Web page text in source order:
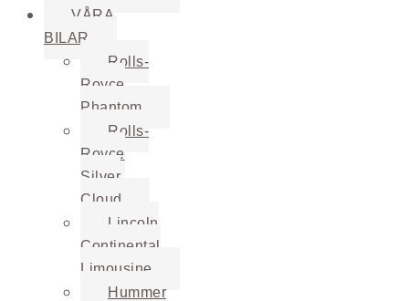
VÅRA
BILAR
Rolls-
Royce
Phantom
Rolls-
Royce
Silver
Cloud
Lincoln
Continental
Limousine
Hummer